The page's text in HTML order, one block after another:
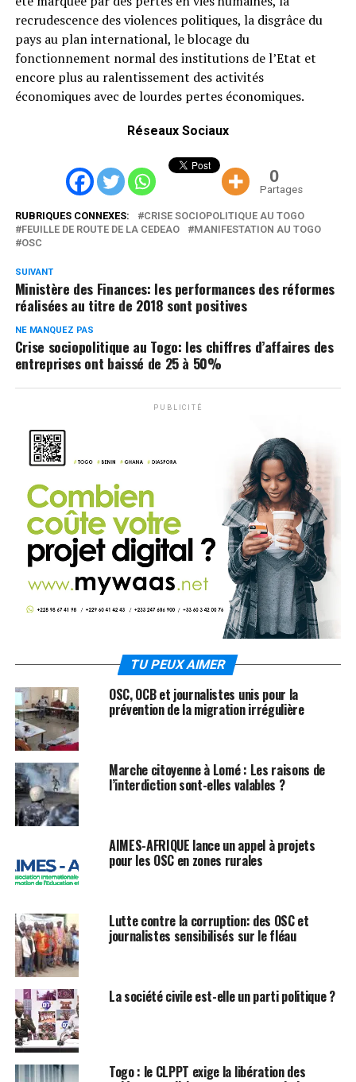
recrudescence des violences politiques, la disgrâce du
pays au plan international, le blocage du
fonctionnement normal des institutions de l’Etat et
encore plus au ralentissement des activités
économiques avec de lourdes pertes économiques.
Réseaux Sociaux
0
Partages
RUBRIQUES CONNEXES:
CRISE SOCIOPOLITIQUE AU TOGO
FEUILLE DE ROUTE DE LA CEDEAO
MANIFESTATION AU TOGO
OSC
SUIVANT
Ministère des Finances: les performances des réformes
réalisées au titre de 2018 sont positives
NE MANQUEZ PAS
Crise sociopolitique au Togo: les chiffres d’affaires des
entreprises ont baissé de 25 à 50%
PUBLICITÉ
TU PEUX AIMER
OSC, OCB et journalistes unis pour la
prévention de la migration irrégulière
Marche citoyenne à Lomé : Les raisons de
l’interdiction sont-elles valables ?
AIMES-AFRIQUE lance un appel à projets
pour les OSC en zones rurales
Lutte contre la corruption: des OSC et
journalistes sensibilisés sur le fléau
La société civile est-elle un parti politique ?
Togo : le CLPPT exige la libération des